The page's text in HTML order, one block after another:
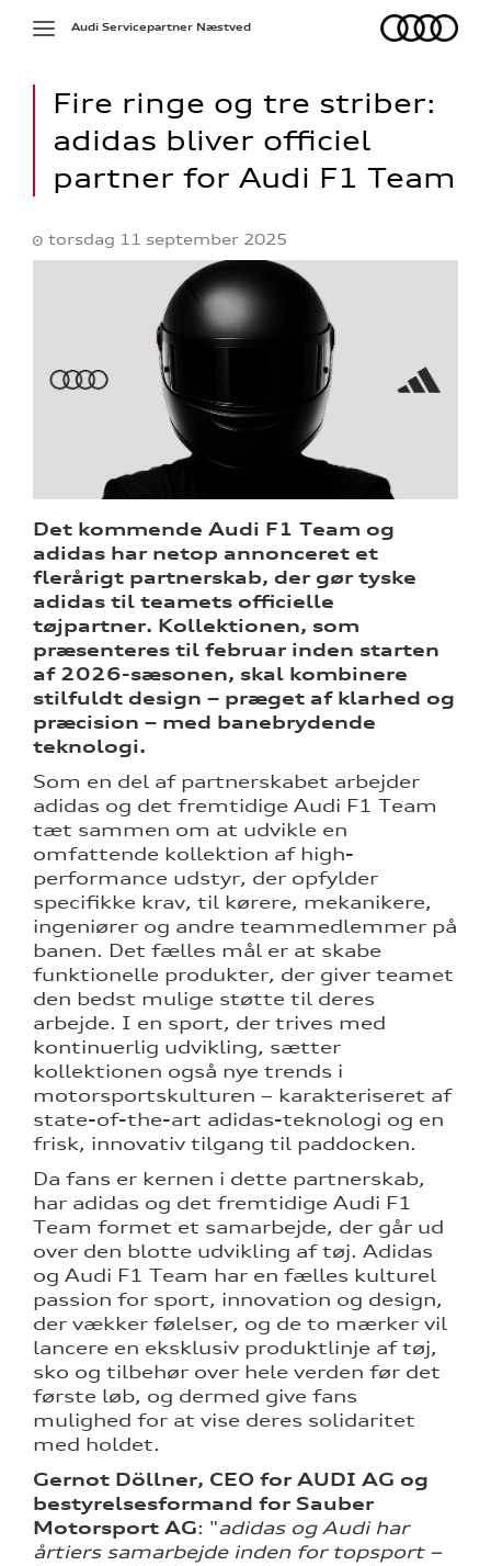
Toggle
Audi
Audi Servicepartner Næstved
Fire ringe og tre striber:
adidas bliver officiel
partner for Audi F1 Team
torsdag 11 september 2025
Det kommende Audi F1 Team og
adidas har netop annonceret et
flerårigt partnerskab, der gør tyske
adidas til teamets officielle
tøjpartner. Kollektionen, som
præsenteres til februar inden starten
af 2026-sæsonen, skal kombinere
stilfuldt design – præget af klarhed og
præcision – med banebrydende
teknologi.
Som en del af partnerskabet arbejder
adidas og det fremtidige Audi F1 Team
tæt sammen om at udvikle en
omfattende kollektion af high-
performance udstyr, der opfylder
specifikke krav, til kørere, mekanikere,
ingeniører og andre teammedlemmer på
banen. Det fælles mål er at skabe
funktionelle produkter, der giver teamet
den bedst mulige støtte til deres
arbejde. I en sport, der trives med
kontinuerlig udvikling, sætter
kollektionen også nye trends i
motorsportskulturen – karakteriseret af
state-of-the-art adidas-teknologi og en
frisk, innovativ tilgang til paddocken.
Da fans er kernen i dette partnerskab,
har adidas og det fremtidige Audi F1
Team formet et samarbejde, der går ud
over den blotte udvikling af tøj. Adidas
og Audi F1 Team har en fælles kulturel
passion for sport, innovation og design,
der vækker følelser, og de to mærker vil
lancere en eksklusiv produktlinje af tøj,
sko og tilbehør over hele verden før det
første løb, og dermed give fans
mulighed for at vise deres solidaritet
med holdet.
Gernot Döllner, CEO for AUDI AG og
bestyrelsesformand for Sauber
Motorsport AG: "adidas og Audi har
årtiers samarbejde inden for topsport –